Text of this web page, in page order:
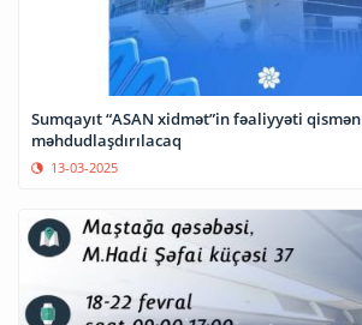
Sumqayıt “ASAN xidmət”in fəaliyyəti qismən
məhdudlaşdırılacaq
13-03-2025